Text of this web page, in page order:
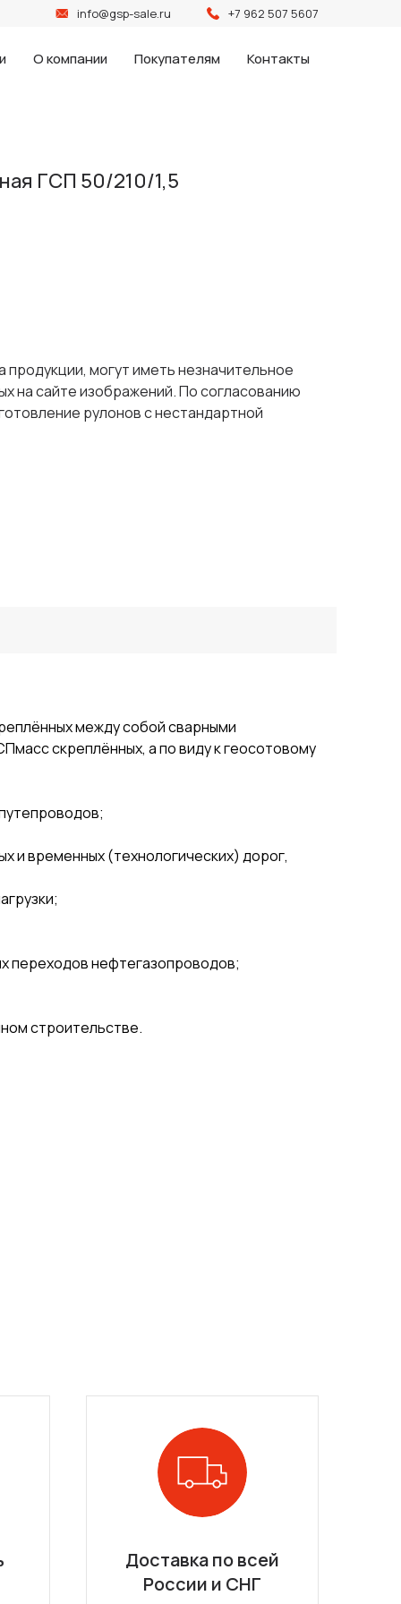
info@gsp-sale.ru +7 962 507 5607
О компании Покупателям Контакты
ГСП 50/210/1,5
продукции, могут иметь незначительное
на сайте изображений. По согласованию
рулонов с нестандартной
между собой сварными
скреплённых, а по виду к геосотовому
и временных (технологических) дорог,
переходов нефтегазопроводов;
строительстве.
Доставка по всей
России и СНГ